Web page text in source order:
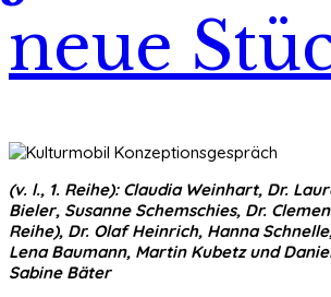
neue
(v. l., 1. Reihe): Claudia Weinhart, Dr.
Bieler, Susanne Schemschies, Dr.
Reihe), Dr. Olaf Heinrich, Hanna
Lena Baumann, Martin Kubetz und
Sabine Bäter